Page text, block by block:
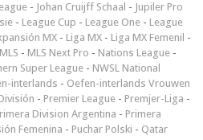
- Johan Cruijff Schaal - Jupiler Pro
- League Cup - League One - League
MX - Liga MX - Liga MX Femenil -
MLS - MLS Next Pro - Nations League -
Super League - NWSL National
interlands - Oefen-interlands Vrouwen
- Premier League - Premjer-Liga -
Division Argentina - Primera
Femenina - Puchar Polski - Qatar